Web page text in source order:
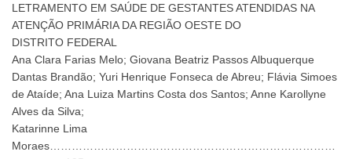
LETRAMENTO EM SAÚDE DE GESTANTES ATENDIDAS NA
ATENÇÃO PRIMÁRIA DA REGIÃO OESTE DO
DISTRITO FEDERAL
Ana Clara Farias Melo; Giovana Beatriz Passos Albuquerque
Dantas Brandão; Yuri Henrique Fonseca de Abreu; Flávia Simoes
de Ataíde; Ana Luiza Martins Costa dos Santos; Anne Karollyne
Alves da Silva;
Katarinne Lima
Moraes……………………………………………………………………